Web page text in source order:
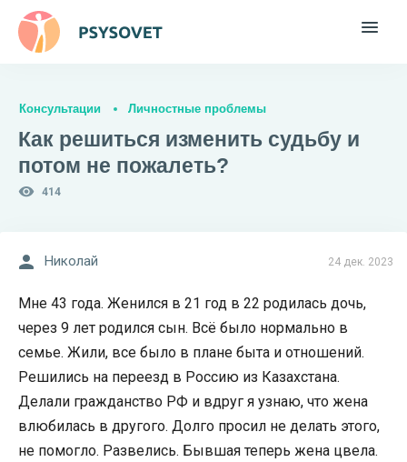
Консультации Личностные проблемы
Как решиться изменить судьбу и
потом не пожалеть?
414
24 дек. 2023
Николай
Мне 43 года. Женился в 21 год в 22 родилась дочь,
через 9 лет родился сын. Всё было нормально в
семье. Жили, все было в плане быта и отношений.
Решились на переезд в Россию из Казахстана.
Делали гражданство РФ и вдруг я узнаю, что жена
влюбилась в другого. Долго просил не делать этого,
не помогло. Развелись. Бывшая теперь жена цвела.